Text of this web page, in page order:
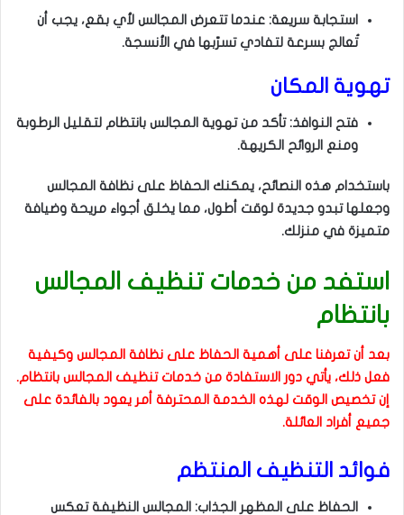
استجابة سريعة: عندما تتعرض المجالس لأي بقع، يجب أن
تُعالج بسرعة لتفادي تسرّبها في الأنسجة.
تهوية المكان
فتح النوافذ: تأكد من تهوية المجالس بانتظام لتقليل الرطوبة
ومنع الروائح الكريهة.
باستخدام هذه النصائح، يمكنك الحفاظ على نظافة المجالس
وجعلها تبدو جديدة لوقت أطول، مما يخلق أجواء مريحة وضيافة
متميزة في منزلك.
استفد من خدمات تنظيف المجالس
بانتظام
بعد أن تعرفنا على أهمية الحفاظ على نظافة المجالس وكيفية
فعل ذلك، يأتي دور الاستفادة من خدمات تنظيف المجالس بانتظام.
إن تخصيص الوقت لهذه الخدمة المحترفة أمر يعود بالفائدة على
جميع أفراد العائلة.
فوائد التنظيف المنتظم
الحفاظ على المظهر الجذاب: المجالس النظيفة تعكس